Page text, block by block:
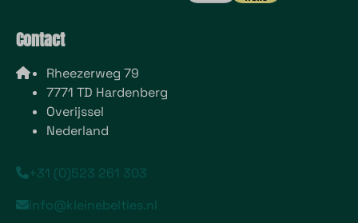
Contact
Rheezerweg 79
7771 TD Hardenberg
Overijssel
Nederland
+31 (0)523 261 303
info@kleinebelties.nl